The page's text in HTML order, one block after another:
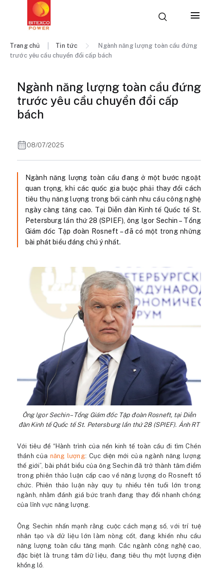
Trang chủ Tin tức
Ngành năng lượng toàn cầu đứng
trước yêu cầu chuyển đổi cấp bách
Ngành năng lượng toàn cầu đứng
trước yêu cầu chuyển đổi cấp
bách
08/07/2025
Ngành năng lượng toàn cầu đang ở một bước ngoặt
quan trọng, khi các quốc gia buộc phải thay đổi cách
tiêu thụ năng lượng trong bối cảnh nhu cầu công nghệ
ngày càng tăng cao. Tại Diễn đàn Kinh tế Quốc tế St.
Petersburg lần thứ 28 (SPIEF), ông Igor Sechin – Tổng
Giám đốc Tập đoàn Rosneft – đã có một trong những
bài phát biểu đáng chú ý nhất.
Ông Igor Sechin – Tổng Giám đốc Tập đoàn Rosneft, tại Diễn
đàn Kinh tế Quốc tế St. Petersburg lần thứ 28 (SPIEF). Ảnh RT
Với tiêu đề “Hành trình của nền kinh tế toàn cầu đi tìm Chén
thánh của năng lượng: Cục diện mới của ngành năng lượng
thế giới”, bài phát biểu của ông Sechin đã trở thành tâm điểm
trong phiên thảo luận cấp cao về năng lượng do Rosneft tổ
chức. Phiên thảo luận này quy tụ nhiều tên tuổi lớn trong
ngành, nhằm đánh giá bức tranh đang thay đổi nhanh chóng
của lĩnh vực năng lượng.
Ông Sechin nhấn mạnh rằng cuộc cách mạng số, với trí tuệ
nhân tạo và dữ liệu lớn làm nòng cốt, đang khiến nhu cầu
năng lượng toàn cầu tăng mạnh. Các ngành công nghệ cao,
đặc biệt là trung tâm dữ liệu, đang tiêu thụ một lượng điện
khổng lồ.